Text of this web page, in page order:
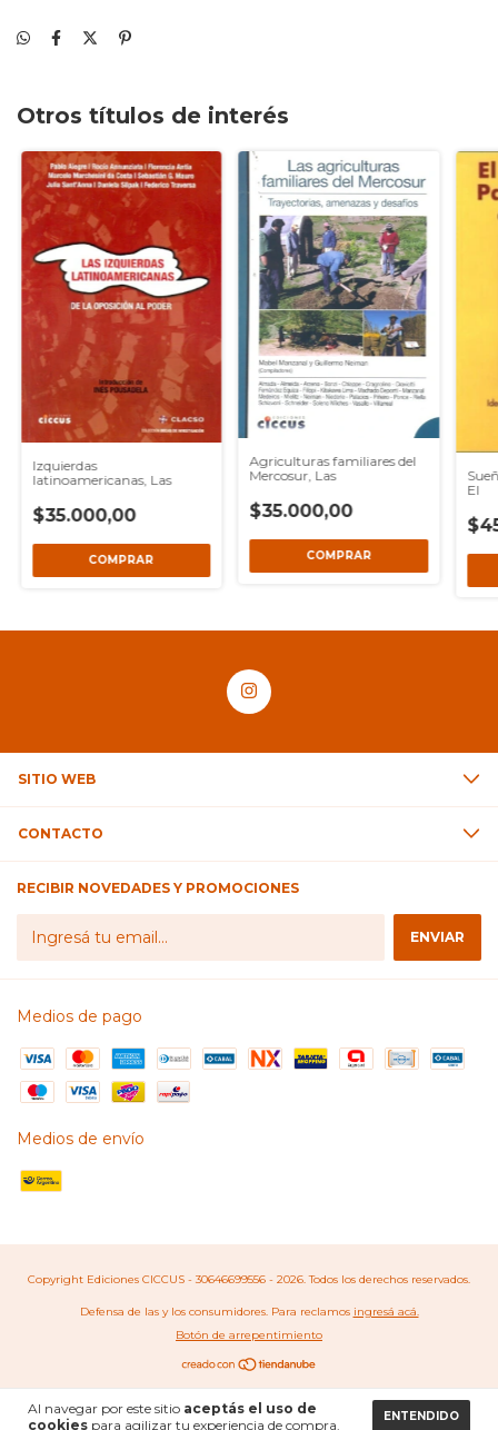
Al navegar por este sitio aceptás el uso de
cookies para agilizar tu experiencia de compra.
ENTENDIDO
Otros títulos de interés
Izquierdas
latinoamericanas, Las
$35.000,00
Agriculturas familiares del
Mercosur, Las
$35.000,00
El
SITIO WEB
CONTACTO
RECIBIR NOVEDADES Y PROMOCIONES
Medios de pago
Medios de envío
Copyright Ediciones CICCUS - 30646699556 - 2026. Todos los derechos reservados.
Defensa de las y los consumidores. Para reclamos ingresá acá.
Botón de arrepentimiento